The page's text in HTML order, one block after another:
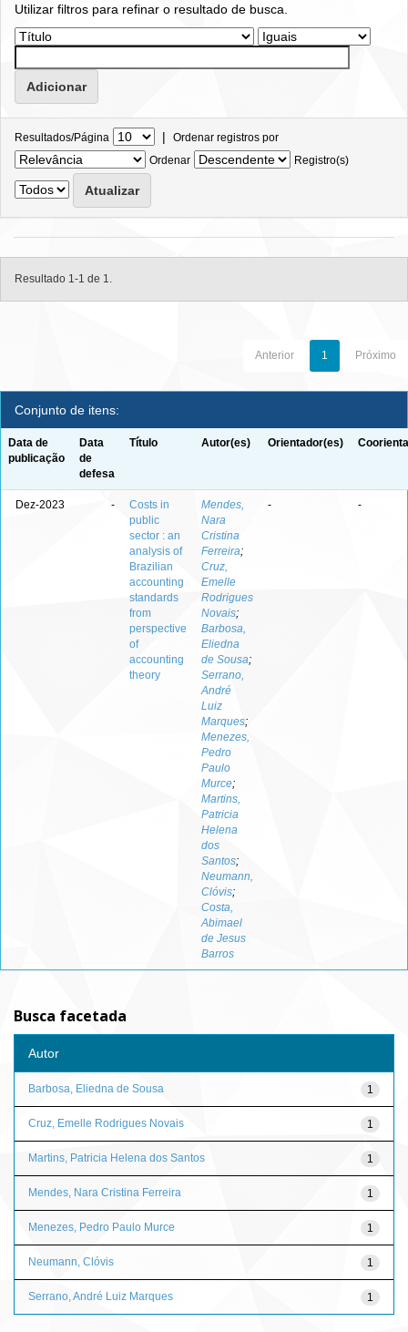
Utilizar filtros para refinar o resultado de busca.
Resultados/Página | Ordenar registros por
Ordenar
Registro(s)
Resultado 1-1 de 1.
Anterior 1 Próximo
Conjunto de itens:
Data de
publicação
Data
de
defesa
Título Autor(es) Orientador(es)
Dez-2023 -
Costs in
public
sector : an
analysis of
Brazilian
accounting
standards
from
perspective
of
accounting
theory
Mendes,
Nara
Cristina
Ferreira;
Cruz,
Emelle
Rodrigues
Novais;
Barbosa,
Eliedna
de Sousa;
Serrano,
André
Luiz
Marques;
Menezes,
Pedro
Paulo
Murce;
Martins,
Patricia
Helena
dos
Santos;
Neumann,
Clóvis;
Costa,
Abimael
de Jesus
Barros
- -
Busca facetada
Autor
1
Barbosa, Eliedna de Sousa
1
Cruz, Emelle Rodrigues Novais
1
Martins, Patricia Helena dos Santos
1
Mendes, Nara Cristina Ferreira
1
Menezes, Pedro Paulo Murce
1
Neumann, Clóvis
1
Serrano, André Luiz Marques